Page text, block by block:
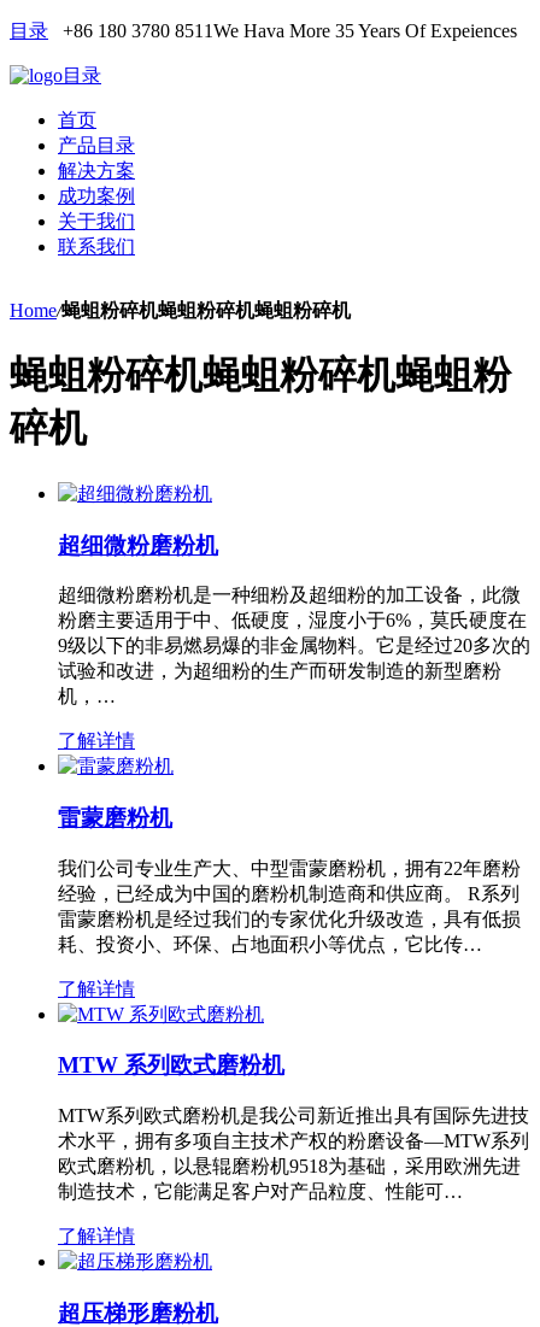
目录 +86 180 3780 8511We Hava More 35 Years Of Expeiences
目录
首页
产品目录
解决方案
成功案例
关于我们
联系我们
Home/蝇蛆粉碎机蝇蛆粉碎机蝇蛆粉碎机
蝇蛆粉碎机蝇蛆粉碎机蝇蛆粉
碎机
超细微粉磨粉机
超细微粉磨粉机是一种细粉及超细粉的加工设备，此微
粉磨主要适用于中、低硬度，湿度小于6%，莫氏硬度在
9级以下的非易燃易爆的非金属物料。它是经过20多次的
试验和改进，为超细粉的生产而研发制造的新型磨粉
机，…
了解详情
雷蒙磨粉机
我们公司专业生产大、中型雷蒙磨粉机，拥有22年磨粉
经验，已经成为中国的磨粉机制造商和供应商。 R系列
雷蒙磨粉机是经过我们的专家优化升级改造，具有低损
耗、投资小、环保、占地面积小等优点，它比传…
了解详情
MTW 系列欧式磨粉机
MTW系列欧式磨粉机是我公司新近推出具有国际先进技
术水平，拥有多项自主技术产权的粉磨设备—MTW系列
欧式磨粉机，以悬辊磨粉机9518为基础，采用欧洲先进
制造技术，它能满足客户对产品粒度、性能可…
了解详情
超压梯形磨粉机